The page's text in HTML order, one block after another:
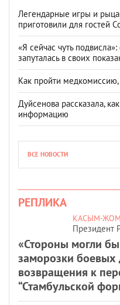
Легендарные игры и
приготовили для гостей
«Я сейчас чуть
запуталась в своих
Как пройти
Дуйсенова рассказала,
информацию
ВСЕ НОВОСТИ
РЕПЛИКА
КАСЫМ-
Президент
«Стороны могли бы
заморозки боевых
возвращения к
“Стамбульской